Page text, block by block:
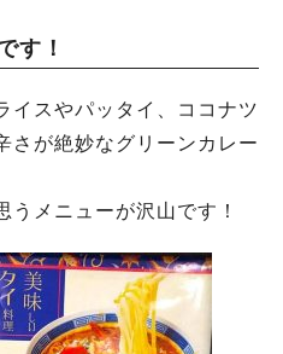
す！
イスやパッタイ、ココナツ
さが絶妙なグリーンカレー
うメニューが沢山です！